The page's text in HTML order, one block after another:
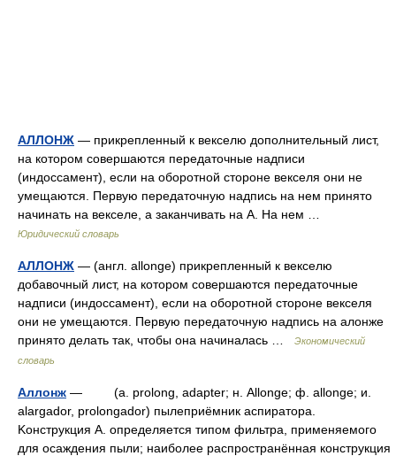
АЛЛОНЖ — прикрепленный к векселю дополнительный лист,
на котором совершаются передаточные надписи
(индоссамент), если на оборотной стороне векселя они не
умещаются. Первую передаточную надпись на нем принято
начинать на векселе, а заканчивать на А. На нем …
Юридический словарь
АЛЛОНЖ — (англ. allonge) прикрепленный к векселю
добавочный лист, на котором совершаются передаточные
надписи (индоссамент), если на оборотной стороне векселя
они не умещаются. Первую передаточную надпись на алонже
принято делать так, чтобы она начиналась …
Экономический
словарь
Аллонж — (a. prolong, adapter; н. Allonge; ф. allonge; и.
alargador, prolongador) пылеприёмник аспиратора.
Kонструкция A. определяется типом фильтра, применяемого
для осаждения пыли; наиболее распространённая конструкция